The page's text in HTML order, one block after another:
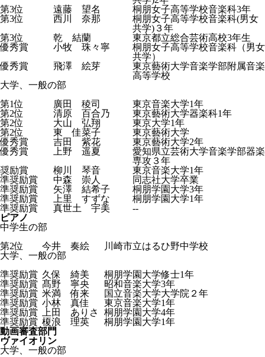
第3位
遠藤 望名
桐朋女子高等学校音楽科3年
第3位
西川 奈那
桐朋女子高等学校音楽科(男女
共学)３年
第3位
乾 結蘭
東京都立総合芸術高校3年生
優秀賞
小牧 珠々寧
桐朋女子高等学校音楽科（男女
共学）
優秀賞
飛澤 絵芽
東京藝術大学音楽学部附属音楽
高等学校
大学、一般の部
第1位
廣田 稜司
東京音楽大学1年
第2位
清原 百合乃
東京藝術大学器楽科1年
第2位
大山 弘翔
東京大学1年
第2位
東 佳菜子
東京藝術大学
優秀賞
吉田 紫花
東京藝術大学2年
優秀賞
上野 遥夏
愛知県立芸術大学音楽学部器楽
専攻３年
奨励賞
柳川 琴音
東京音楽大学1年
準奨励賞
中森 崇人
同志社大学卒業
準奨励賞
矢澤 結希子
桐朋学園大学3年
準奨励賞
上里 すずな
桐朋学園大学1年
準奨励賞
真世土 宇美
--
ピアノ
中学生の部
第2位
今井 奏絵
川崎市立はるひ野中学校
大学、一般の部
準奨励賞 久保 綺美
桐朋学園大学修士1年
準奨励賞 髙野 寧央
昭和音楽大学3年
準奨励賞 米満 侑来
国立音楽大学大学院２年
準奨励賞 小林 真佳
東京音楽大学1年
準奨励賞
上田 ありさ
桐朋学園大学4年
準奨励賞 榎浪 理英
桐朋学園大学1年
動画審査部門
ヴァイオリン
大学、一般の部